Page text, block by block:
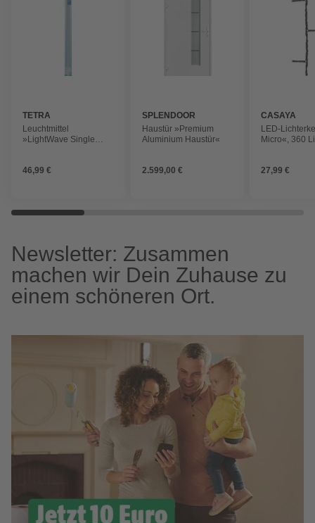
TETRA
Leuchtmittel
»LightWave Single
46,99 €
SPLENDOOR
Haustür »Premium
Aluminium Haustür«
2.599,00 €
CASAYA
LED-
Micro«, 360
27,99 €
Newsletter: Zusammen
machen wir Dein Zuhause zu
einem schöneren Ort.